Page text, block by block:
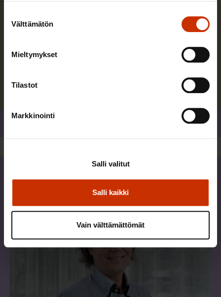
valinta
Välttämätön
Mieltymykset
Tilastot
Markkinointi
Salli kaikki
Salli valitut
Vain välttämättömät
Pääasiallinen työtehtäväni SAK:ssa on Eurooppa-
Uusimmat blogikirjoitukset
TERVE JA HYVÄ TYÖELÄMÄ